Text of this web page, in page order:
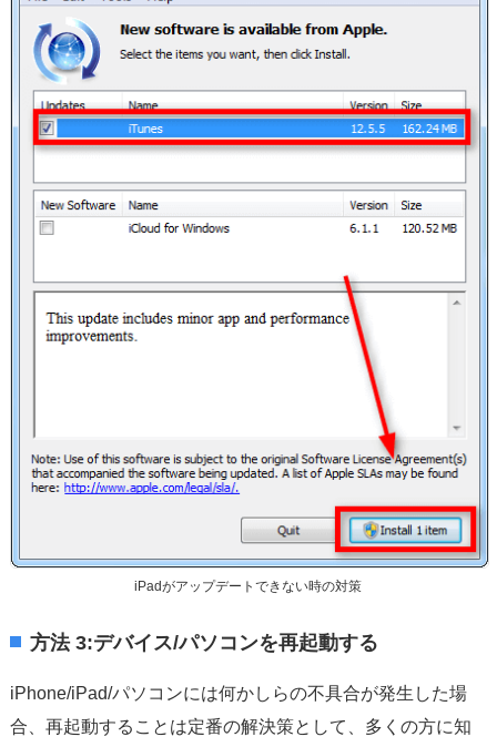
iPadがアップデートできない時の対策
方法 3:デバイス/パソコンを再起動する
iPhone/iPad/パソコンには何かしらの不具合が発生した場
合、再起動することは定番の解決策として、多くの方に知